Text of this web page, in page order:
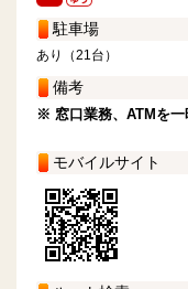
駐車場
あり（21台）
備考
※ 窓口業務、ATMを一
モバイルサイト